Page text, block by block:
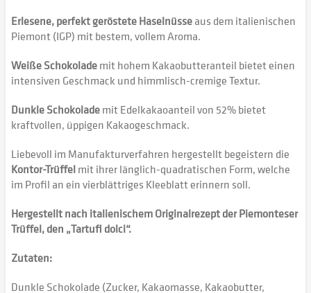
Erlesene, perfekt geröstete Haselnüsseaus dem italienischen
Piemont (IGP) mit bestem, vollem Aroma.
Weiße Schokolademit hohem Kakaobutteranteil bietet einen
intensiven Geschmack und himmlisch-cremige Textur.
Dunkle Schokolademit Edelkakaoanteil von 52% bietet
kraftvollen, üppigen Kakaogeschmack.
Liebevoll im Manufakturverfahren hergestellt begeistern die
Kontor-Trüffelmit ihrer länglich-quadratischen Form, welche
im Profil an ein vierblättriges Kleeblatt erinnern soll.
Hergestellt nach italienischem Originalrezept der Piemonteser
Trüffel, den „Tartufi dolci“.
Zutaten:
Dunkle Schokolade (Zucker, Kakaomasse, Kakaobutter,